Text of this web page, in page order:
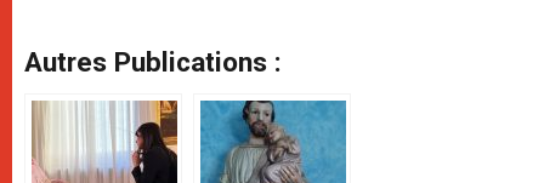
Autres Publications :